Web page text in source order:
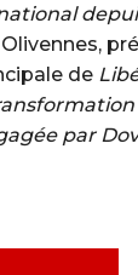
de
par